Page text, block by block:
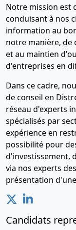
Notre mission est
conduisant à nos
information au
notre manière, de
et au maintien
d'entreprises en
Dans ce cadre,
de conseil en
réseau d'experts
spécialisés par
expérience en
possibilité pour
d'investissement,
via nos experts
présentation d'une
Candidats